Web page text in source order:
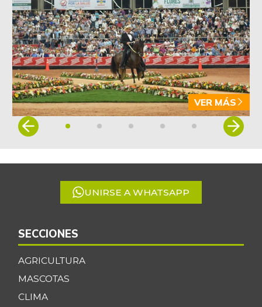
VER MÁS
Item
5
UNIRSE A WHATSAPP
SECCIONES
AGRICULTURA
MASCOTAS
CLIMA